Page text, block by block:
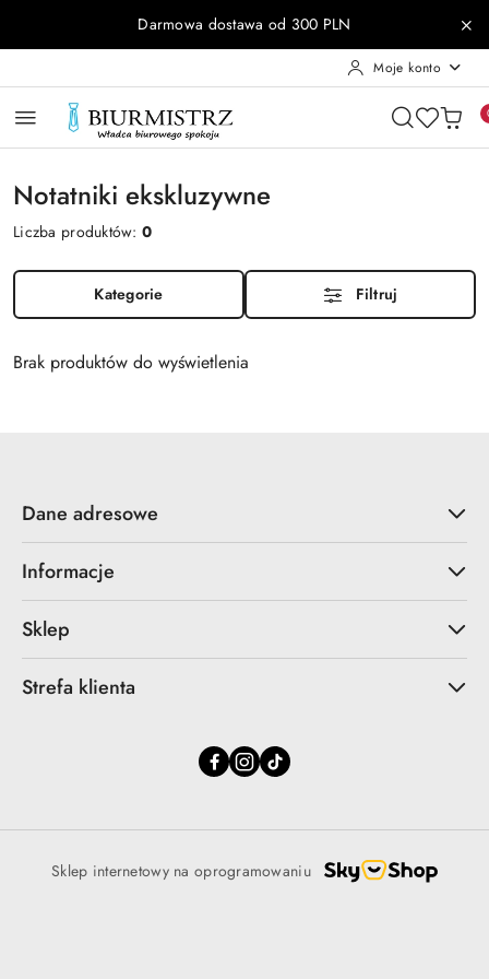
Przejdź do treści głównej
Przejdź do wyszukiwarki
Przejdź do moje konto
Przejdź do menu głównego
Przejdź do stopkiDarmowa dostawa od 300 PLN
Moje konto
Notatniki ekskluzywne
Liczba produktów:0
Kategorie Filtruj
Brak produktów do wyświetlenia
Dane adresowe
Informacje
Sklep
Strefa klienta
Sklep internetowy na oprogramowaniu